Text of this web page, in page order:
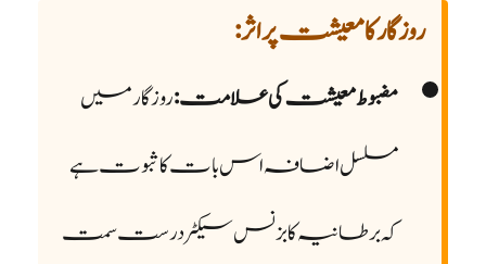
روزگار کا معیشت پر اثر:
مضبوط معیشت کی علامت:روزگار میں
مسلسل اضافہ اس بات کا ثبوت ہے
کہ برطانیہ کا بزنس سیکٹر درست سمت